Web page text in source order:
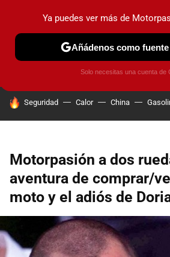
PRUEBAS COCHES ELÉCTRICOS
HOY SE HABLA DE
Seguridad Calor China
Motorpasión a dos
aventura de comprar/
moto y el adiós de
Ya puedes ver más de
Añádenos como
Solo necesitas una cuenta de